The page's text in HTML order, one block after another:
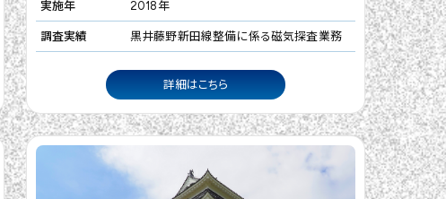
実施年 2018年
調査実績 黒井藤野新田線整備に係る磁気探査業務
詳細はこちら